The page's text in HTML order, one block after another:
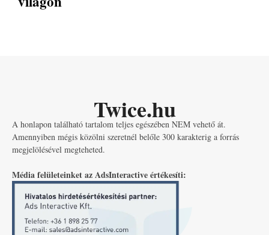
Twice.hu
A honlapon található tartalom teljes egészében NEM vehető át.
Amennyiben mégis közölni szeretnél belőle 300 karakterig a forrás
megjelölésével megteheted.
Média felületeinket az AdsInteractive értékesíti: